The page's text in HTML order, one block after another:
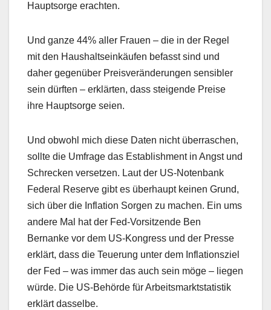
Hauptsorge erachten.
Und ganze 44% aller Frauen – die in der Regel
mit den Haushaltseinkäufen befasst sind und
daher gegenüber Preisveränderungen sensibler
sein dürften – erklärten, dass steigende Preise
ihre Hauptsorge seien.
Und obwohl mich diese Daten nicht überraschen,
sollte die Umfrage das Establishment in Angst und
Schrecken versetzen. Laut der US-Notenbank
Federal Reserve gibt es überhaupt keinen Grund,
sich über die Inflation Sorgen zu machen. Ein ums
andere Mal hat der Fed-Vorsitzende Ben
Bernanke vor dem US-Kongress und der Presse
erklärt, dass die Teuerung unter dem Inflationsziel
der Fed – was immer das auch sein möge – liegen
würde. Die US-Behörde für Arbeitsmarktstatistik
erklärt dasselbe.